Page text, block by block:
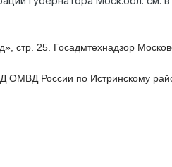
стр. 25. Госадмтехнадзор
ОМВД России по Истринскому